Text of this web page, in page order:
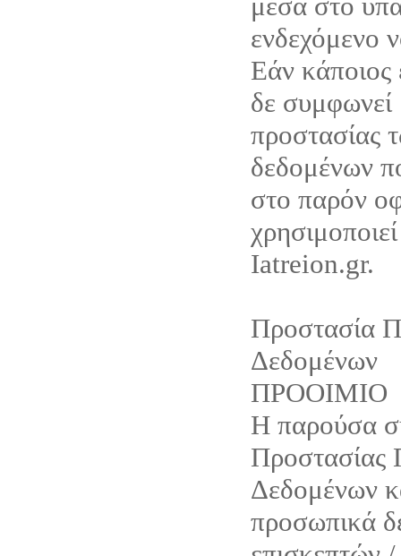
ενδεχόμενο
Εάν κάποιος
δε συμφωνεί
προστασίας
δεδομένων
στο παρόν
Iatreion.gr.
Προστασία
Δεδομένων
ΠΡΟΟΙΜΙΟ
Η παρούσα
Προστασίας
Δεδομένων
προσωπικά